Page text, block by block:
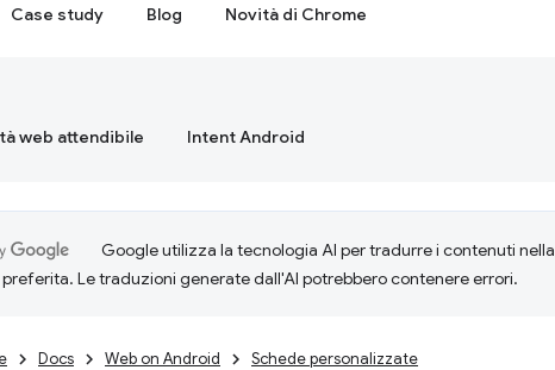
Case study Blog Novità di Chrome
web attendibile Intent Android
Google utilizza la tecnologia AI per tradurre i contenuti nella
Le traduzioni generate dall'AI potrebbero contenere errori.
Docs Web on Android Schede personalizzate